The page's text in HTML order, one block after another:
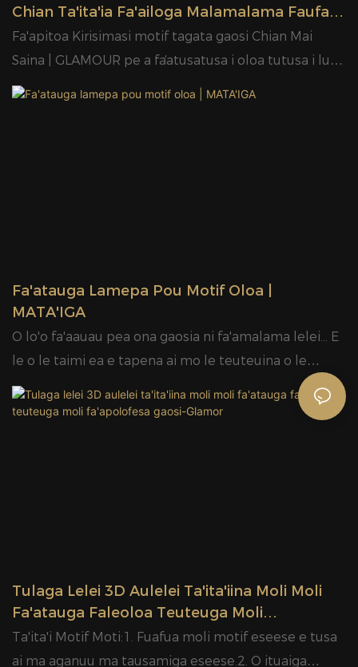
Chian Ta'ita'ia Fa'ailoga Malamalama Faufale
Mai Saina | GLAMOR Faumea
Fa'apitoa Kirisimasi motif tagata gaosi Chian Mai
Saina | GLAMOUR pe a faʻatusatusa i oloa tutusa i luga
o le maketi, e le mafaatusalia tulaga lelei tulaga ese i
Fa'atauga Lamepa Pou Motif Oloa |
MATA'IGA
O lo'o fa'aauau pea ona gaosia ni fa'amalama lelei... E
le o le taimi ea e tapena ai mo le teuteuina o le
Kerisimasi？
Tulaga Lelei 3D Aulelei Ta'ita'iina Moli Moli
Fa'atauga Faleoloa Teuteuga Moli
Fa'apolofesa Gaosi-Glamor
Ta'ita'i Motif Moti:1. Fuafua moli motif eseese e tusa
ai ma aganuu ma tausamiga eseese.2. O ituaiga